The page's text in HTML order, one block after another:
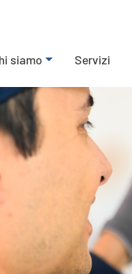
siamo Servizi